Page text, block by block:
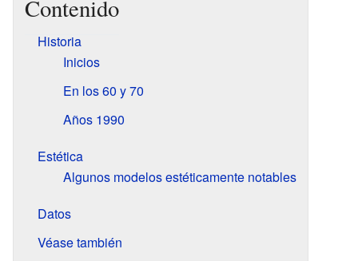
Contenido
Historia
Inicios
En los 60 y 70
Años 1990
Estética
Algunos modelos estéticamente notables
Datos
Véase también